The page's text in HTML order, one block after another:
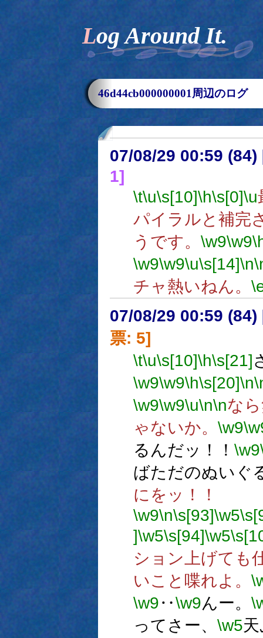
Log Around It.
46d44cb000000001周辺のログ
07/08/29 00:59 (84)
1]
\t\u\s[10]\h\s[0]\u
パイラルと補完
うです。 \w9\w9
\w9\w9\u\s[14]\n
チャ熱いねん。
07/08/29 00:59 (84)
票: 5]
\t\u\s[10]\h\s[21]
\w9\w9\h\s[20]\n
\w9\w9\u\n\nな
ゃないか。 \w9
るんだッ！！ \w9
ばただのぬいぐ
にをッ！！
\w9\n\s[93]\w5
]\w5\s[94]\w5
ション上げても
いこと喋れよ。
\w9‥\w9んー。
ってさー、 \w5